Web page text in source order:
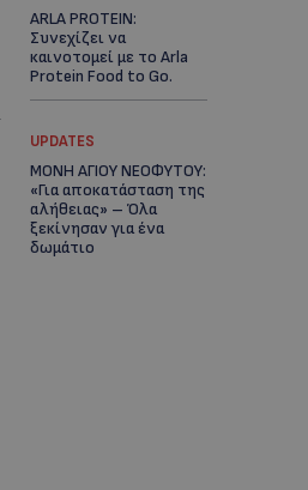
ARLA PROTEIN:
Συνεχίζει να
καινοτομεί με το Arla
Protein Food to Go.
UPDATES
ΜΟΝΗ ΑΓΙΟΥ ΝΕΟΦΥΤΟΥ:
«Για αποκατάσταση της
αλήθειας» – Όλα
ξεκίνησαν για ένα
δωμάτιο